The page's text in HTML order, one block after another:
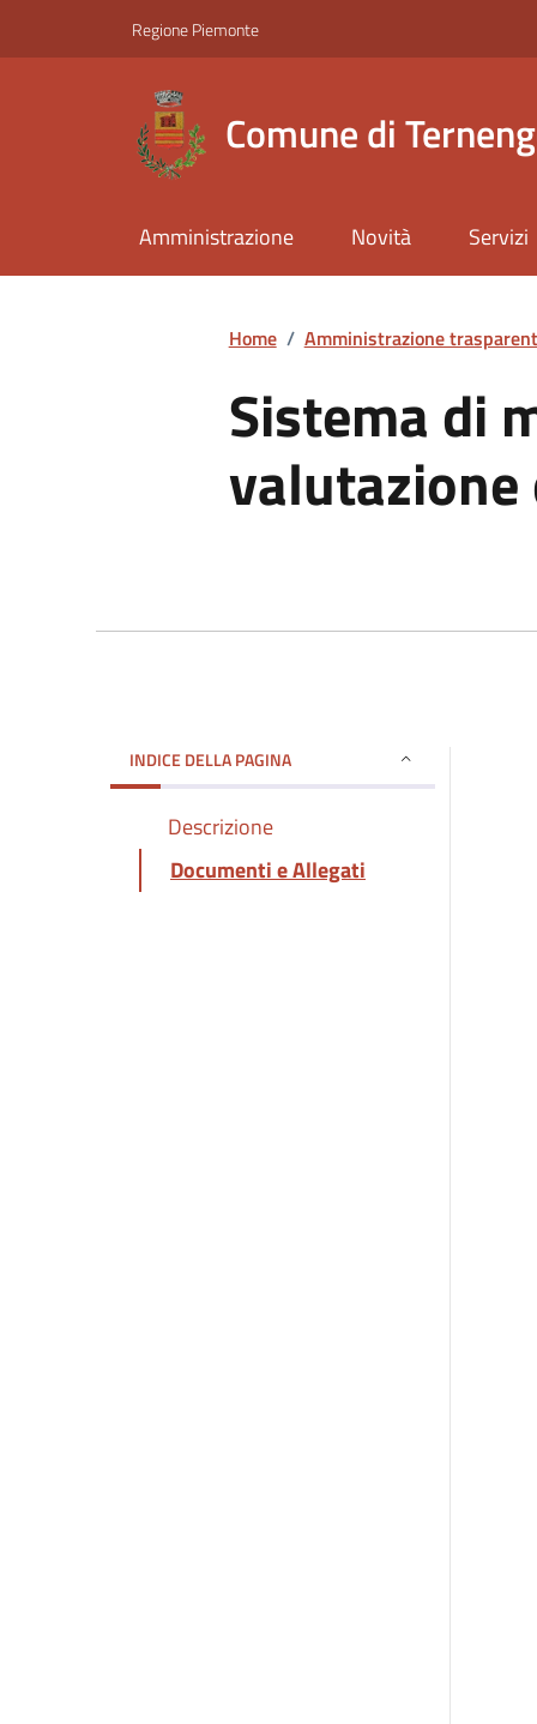
Regione Piemonte
Comune di
Amministrazione Novità Servizi
Home / Amministrazione
Sistema di
INDICE DELLA PAGINA
Descrizione
Documenti e Allegati